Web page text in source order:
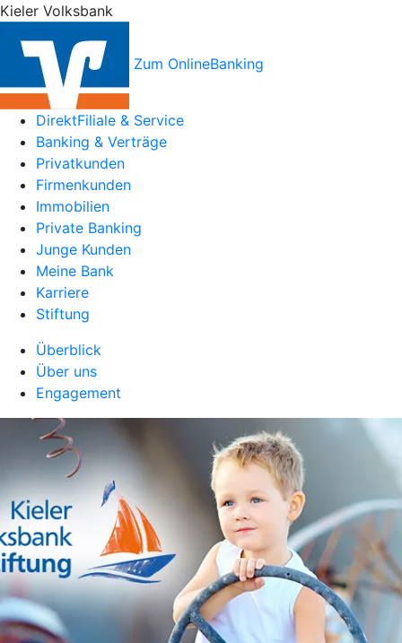
Kieler Volksbank
Zum OnlineBanking
DirektFiliale & Service
Banking & Verträge
Privatkunden
Firmenkunden
Immobilien
Private Banking
Junge Kunden
Meine Bank
Karriere
Stiftung
Überblick
Über uns
Engagement